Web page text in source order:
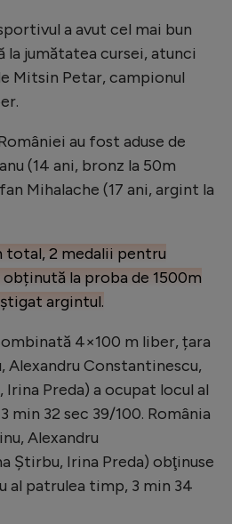
a avut cel mai bun
la jumătatea cursei, atunci
Mitsin Petar, campionul
au fost aduse de
(14 ani, bronz la 50m
Mihalache (17 ani, argint la
total, 2 medalii pentru
la proba de 1500m
argintul.
4×100 m liber, țara
Alexandru Constantinescu,
Irina Preda) a ocupat locul al
min 32 sec 39/100. România
Alexandru
Ştirbu, Irina Preda) obţinuse
al patrulea timp, 3 min 34